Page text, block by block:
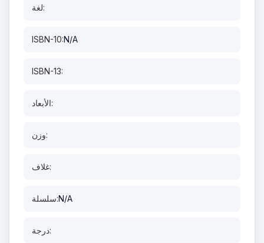
لغة:
ISBN-10:N/A
ISBN-13:
الأبعاد:
وزن:
غلاف:
سلسلة:N/A
درجة: